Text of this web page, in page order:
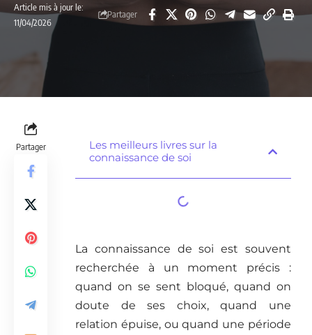
Article mis à jour le:
11/04/2026
Partager
Partager
Les meilleurs livres sur la
connaissance de soi
La connaissance de soi est souvent
recherchée à un moment précis :
quand on se sent bloqué, quand on
doute de ses choix, quand une
relation épuise, ou quand une période